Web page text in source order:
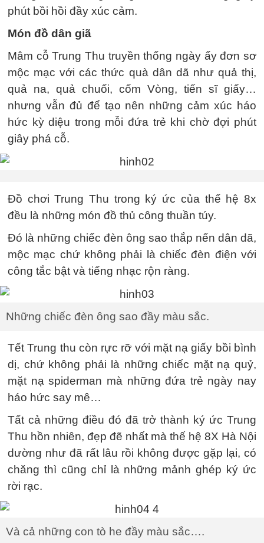
phút bồi hồi đầy xúc cảm.
Món đồ dân giã
Mâm cỗ Trung Thu truyền thống ngày ấy đơn sơ
mộc mạc với các thức quà dân dã như quả thị,
quả na, quả chuối, cốm Vòng, tiến sĩ giấy…
nhưng vẫn đủ để tạo nên những cảm xúc háo
hức kỳ diệu trong mỗi đứa trẻ khi chờ đợi phút
giây phá cỗ.
Đồ chơi Trung Thu trong ký ức của thế hệ 8x
đều là những món đồ thủ công thuần túy.
Đó là những chiếc đèn ông sao thắp nến dân dã,
mộc mạc chứ không phải là chiếc đèn điện với
công tắc bật và tiếng nhạc rộn ràng.
Những chiếc đèn ông sao đầy màu sắc.
Tết Trung thu còn rực rỡ với mặt nạ giấy bồi bình
dị, chứ không phải là những chiếc mặt nạ quỷ,
mặt nạ spiderman mà những đứa trẻ ngày nay
háo hức say mê…
Tất cả những điều đó đã trở thành ký ức Trung
Thu hồn nhiên, đẹp đẽ nhất mà thế hệ 8X Hà Nội
dường như đã rất lâu rồi không được gặp lại, có
chăng thì cũng chỉ là những mảnh ghép ký ức
rời rạc.
Và cả những con tò he đầy màu sắc….